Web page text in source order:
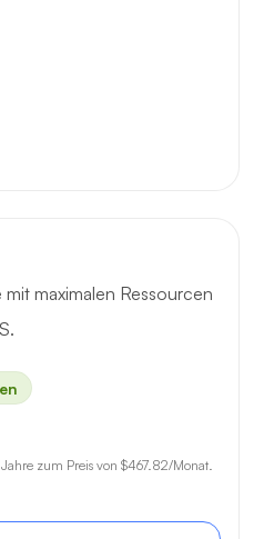
maximalen Ressourcen
zum Preis von $467.82/Monat.